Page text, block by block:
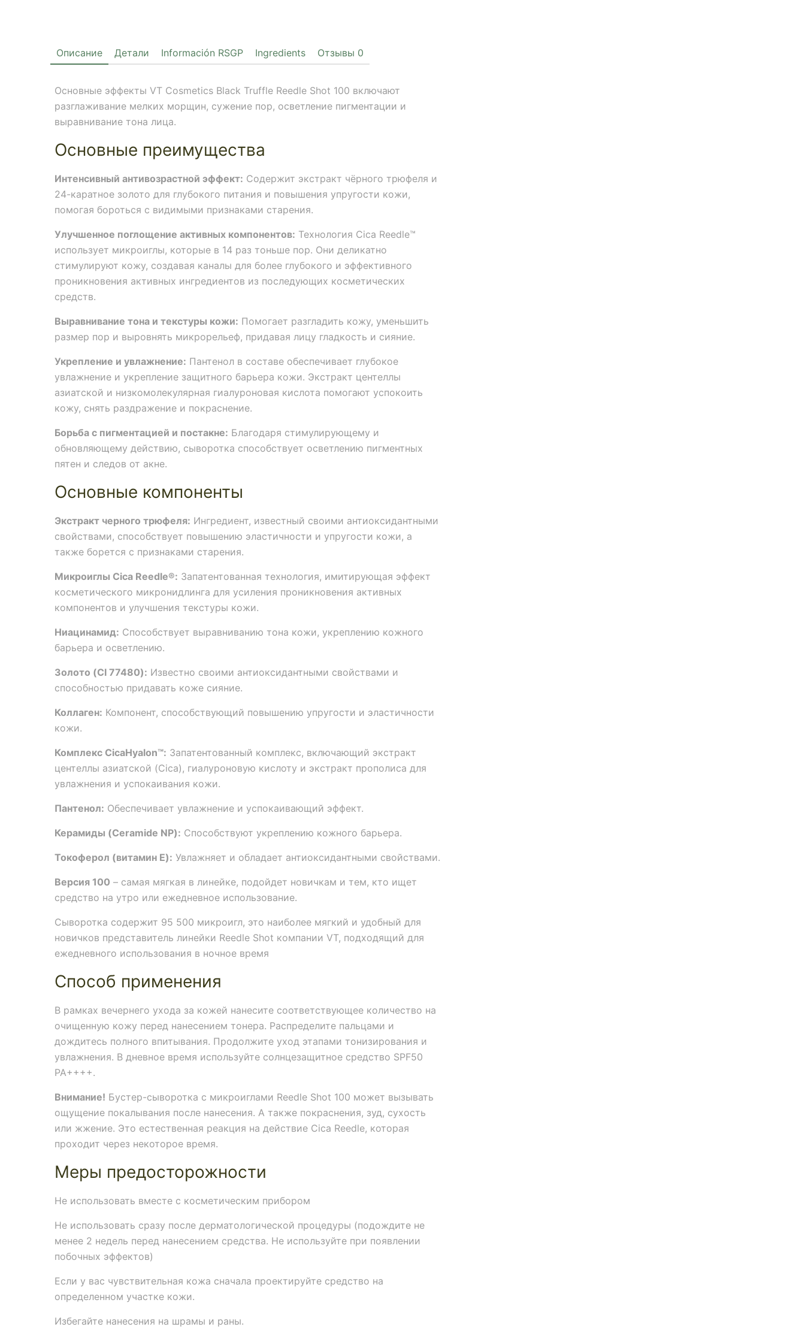
Описание Детали Información RSGP Ingredients Отзывы 0
Основные эффекты VT Cosmetics Black Truffle Reedle Shot 100 включают
разглаживание мелких морщин, сужение пор, осветление пигментации и
выравнивание тона лица.
Основные преимущества
Интенсивный антивозрастной эффект: Содержит экстракт чёрного трюфеля и
24-каратное золото для глубокого питания и повышения упругости кожи,
помогая бороться с видимыми признаками старения.
Улучшенное поглощение активных компонентов: Технология Cica Reedle™
использует микроиглы, которые в 14 раз тоньше пор. Они деликатно
стимулируют кожу, создавая каналы для более глубокого и эффективного
проникновения активных ингредиентов из последующих косметических
средств.
Выравнивание тона и текстуры кожи: Помогает разгладить кожу, уменьшить
размер пор и выровнять микрорельеф, придавая лицу гладкость и сияние.
Укрепление и увлажнение: Пантенол в составе обеспечивает глубокое
увлажнение и укрепление защитного барьера кожи. Экстракт центеллы
азиатской и низкомолекулярная гиалуроновая кислота помогают успокоить
кожу, снять раздражение и покраснение.
Борьба с пигментацией и постакне: Благодаря стимулирующему и
обновляющему действию, сыворотка способствует осветлению пигментных
пятен и следов от акне.
Основные компоненты
Экстракт черного трюфеля: Ингредиент, известный своими антиоксидантными
свойствами, способствует повышению эластичности и упругости кожи, а
также борется с признаками старения.
Микроиглы Cica Reedle®: Запатентованная технология, имитирующая эффект
косметического микронидлинга для усиления проникновения активных
компонентов и улучшения текстуры кожи.
Ниацинамид: Способствует выравниванию тона кожи, укреплению кожного
барьера и осветлению.
Золото (CI 77480): Известно своими антиоксидантными свойствами и
способностью придавать коже сияние.
Коллаген: Компонент, способствующий повышению упругости и эластичности
кожи.
Комплекс CicaHyalon™: Запатентованный комплекс, включающий экстракт
центеллы азиатской (Cica), гиалуроновую кислоту и экстракт прополиса для
увлажнения и успокаивания кожи.
Пантенол: Обеспечивает увлажнение и успокаивающий эффект.
Керамиды (Ceramide NP): Способствуют укреплению кожного барьера.
Токоферол (витамин E): Увлажняет и обладает антиоксидантными свойствами.
Версия 100 – самая мягкая в линейке, подойдет новичкам и тем, кто ищет
средство на утро или ежедневное использование.
Сыворотка содержит 95 500 микроигл, это наиболее мягкий и удобный для
новичков представитель линейки Reedle Shot компании VT, подходящий для
ежедневного использования в ночное время
Способ применения
В рамках вечернего ухода за кожей нанесите соответствующее количество на
очищенную кожу перед нанесением тонера. Распределите пальцами и
дождитесь полного впитывания. Продолжите уход этапами тонизирования и
увлажнения. В дневное время используйте солнцезащитное средство SPF50
PA++++.
Внимание! Бустер-сыворотка с микроиглами Reedle Shot 100 может вызывать
ощущение покалывания после нанесения. А также покраснения, зуд, сухость
или жжение. Это естественная реакция на действие Cica Reedle, которая
проходит через некоторое время.
Меры предосторожности
Не использовать вместе с косметическим прибором
Не использовать сразу после дерматологической процедуры (подождите не
менее 2 недель перед нанесением средства. Не используйте при появлении
побочных эффектов)
Если у вас чувствительная кожа сначала проектируйте средство на
определенном участке кожи.
Избегайте нанесения на шрамы и раны.